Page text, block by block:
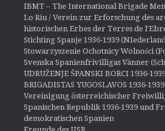
IBMT – The International Brigade
Lo Riu / Verein zur Erforschung des
historischen Erbes der Terres de
Stichting Spanje 1936-1939
Stowarzyszenie Ochotnicy Wolności
Svenska Spanienfrivilligas Vänner
UDRUŽENJE ŠPANSKI BORCI 1936-
BRIGADISTAS YUGOSLAVOS 1936-1939
Vereinigung österreichischer
Spanischen Republik 1936-1939 und
demokratischen Spanien